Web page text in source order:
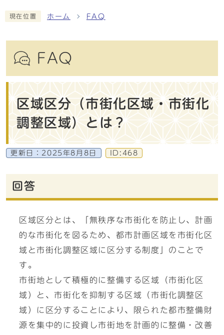
現在位置 ホーム FAQ
FAQ
区域区分（市街化区域・市街化
調整区域）とは？
更新日： 2025年8月8日 ID:468
回答
区域区分とは、「無秩序な市街化を防止し、計画
的な市街化を図るため、都市計画区域を市街化区
域と市街化調整区域に区分する制度」のことで
す。
市街地として積極的に整備する区域（市街化区
域）と、市街化を抑制する区域（市街化調整区
域）に区分することにより、限られた都市整備財
源を集中的に投資し市街地を計画的に整備・改善